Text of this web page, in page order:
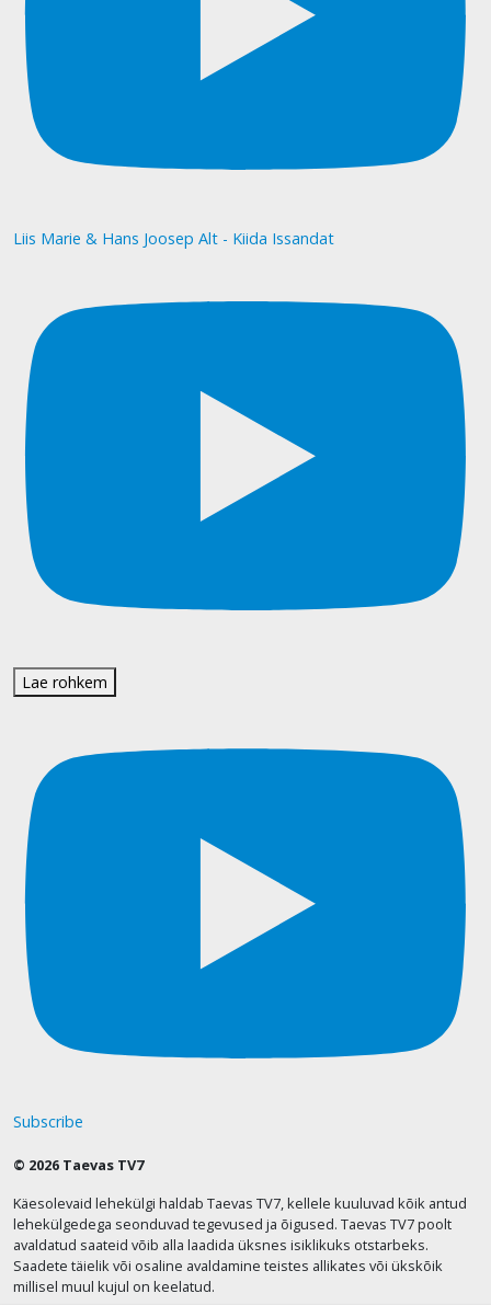
Liis Marie & Hans Joosep Alt - Kiida Issandat
Lae rohkem
Subscribe
© 2026 Taevas TV7
Käesolevaid lehekülgi haldab Taevas TV7, kellele kuuluvad kõik antud
lehekülgedega seonduvad tegevused ja õigused. Taevas TV7 poolt
avaldatud saateid võib alla laadida üksnes isiklikuks otstarbeks.
Saadete täielik või osaline avaldamine teistes allikates või ükskõik
millisel muul kujul on keelatud.